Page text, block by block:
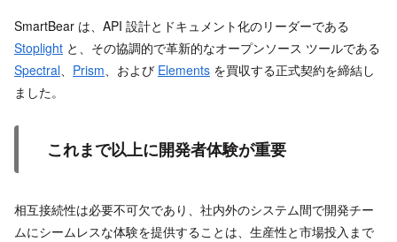
SmartBear は、API 設計とドキュメント化のリーダーである
Stoplight と、その協調的で革新的なオープンソース ツールである
Spectral
Prism 、および Elements を買収する正式契約を締結し
ました。
これまで以上に開発者体験が重要
相互接続性は必要不可欠であり、社内外のシステム間で開発チー
ムにシームレスな体験を提供することは、生産性と市場投入まで